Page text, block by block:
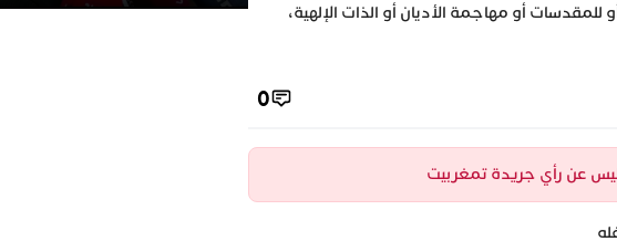
أو مهاجمة الأديان أو الذات الإلهية،
0
وليس عن رأي جريدة تمغربيت